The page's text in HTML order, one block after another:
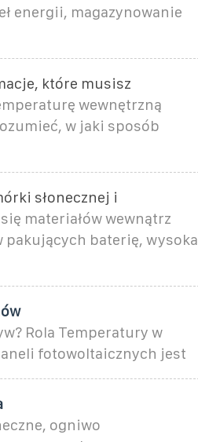
energii, magazynowanie
które musisz
wewnętrzną
w jaki sposób
słonecznej i
materiałów wewnątrz
pakujących baterię, wysoka
Rola Temperatury w
fotowoltaicznych jest
ogniwo